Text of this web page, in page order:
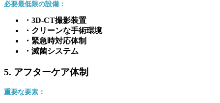
必要最低限の設備：
・3D-CT撮影装置
・クリーンな手術環境
・緊急時対応体制
・滅菌システム
5. アフターケア体制
重要な要素：